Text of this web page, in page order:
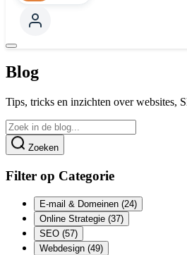
Blog
Tips, tricks en inzichten over websites,
Zoeken
Filter op Categorie
E-mail & Domeinen (24)
Online Strategie (37)
SEO (57)
Webdesign (49)